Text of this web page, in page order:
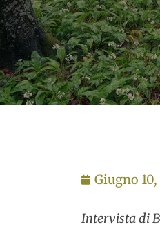
Giugno 10,
Intervista di